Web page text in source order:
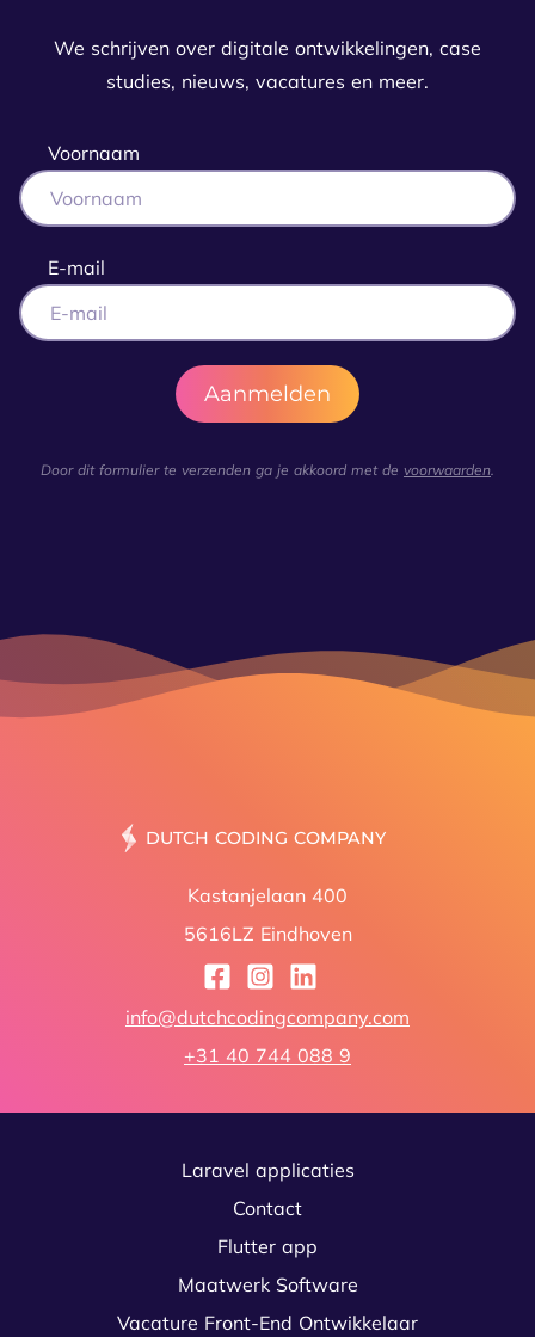
We schrijven over digitale ontwikkelingen, case
studies, nieuws, vacatures en meer.
Voornaam
E-mail
Door dit formulier te verzenden ga je akkoord met de voorwaarden.
DUTCH CODING CO
Kastanjelaan 400
5616LZ Eindhoven
info@dutchcodingcompany.com
+31 40 744 088 9
Laravel applicaties
Contact
Flutter app
Maatwerk Software
Vacature Front-End Ontwikkelaar